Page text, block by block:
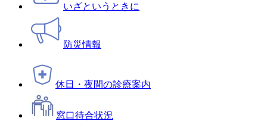
いざというときに
防災情報
休日・夜間の診療案内
窓口待合状況